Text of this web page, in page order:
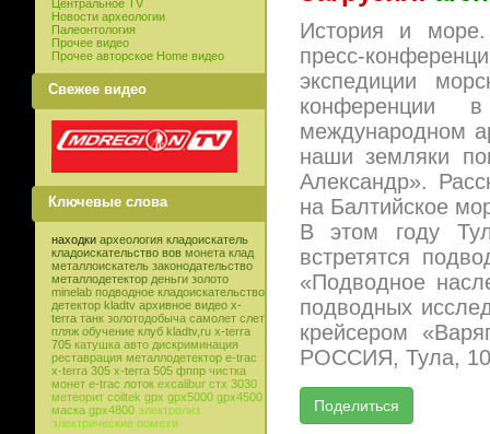
Центральное TV
Новости археологии
Палеонтология
Прочее видео
Прочее авторское Home видео
Свежее видео
Ключевые слова
находки археология кладоискатель
кладоискательство вов монета клад
металлоискатель законодательство
металлодетектор деньги золото
minelab подводное кладоискательство
детектор kladtv архивное видео x-
terra танк золотодобыча самолет слет
пляж обучение клуб kladtv,ru x-terra
705 катушка авто дискриминация
реставрация металлодетектор e-trac
x-terra 305 x-terra 505 фппр чистка
монет e-trac лоток excalibur стх 3030
метеорит coiltek gpx gpx5000 gpx4500
маска gpx4800 электролиз
электрические помехи
История и
пресс-
экспедиции
конференции
международном
наши земляки
Александр».
на Балтийское
В этом году
встретятся
«Подводное
подводных
крейсером
РОССИЯ, Тула,